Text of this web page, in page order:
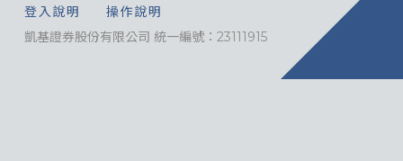
登入說明
操作說明
凱基證券股份有限公司 統一編號：23111915